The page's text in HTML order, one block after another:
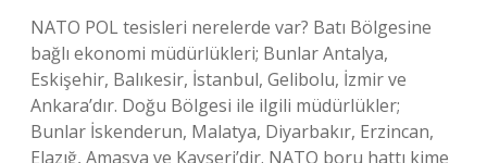
NATO POL tesisleri nerelerde var? Batı Bölgesine
bağlı ekonomi müdürlükleri; Bunlar Antalya,
Eskişehir, Balıkesir, İstanbul, Gelibolu, İzmir ve
Ankara’dır. Doğu Bölgesi ile ilgili müdürlükler;
Bunlar İskenderun, Malatya, Diyarbakır, Erzincan,
Elazığ, Amasya ve Kayseri’dir. NATO boru hattı kime